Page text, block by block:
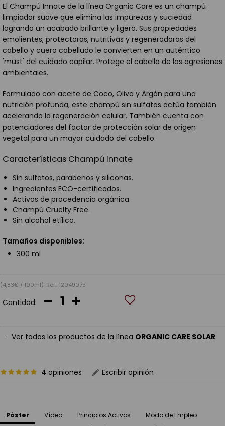
El Champú Innate de la línea Organic Care es un champú
limpiador suave que elimina las impurezas y suciedad
logrando un acabado brillante y ligero. Sus propiedades
emolientes, protectoras, nutritivas y regeneradoras del
cabello y cuero cabelludo le convierten en un auténtico
'must' del cuidado capilar. Protege el cabello de las agresiones
ambientales.
Formulado con aceite de Coco, Oliva y Argán para una
nutrición profunda, este champú sin sulfatos actúa también
acelerando la regeneración celular. También cuenta con
potenciadores del factor de protección solar de origen
vegetal para un mayor cuidado del cabello.
Características Champú Innate
Sin sulfatos, parabenos y siliconas.
Ingredientes ECO-certificados.
Activos de procedencia orgánica.
Champú Cruelty Free.
Sin alcohol etílico.
Tamaños disponibles:
300 ml
(4,83€ / 100ml) Ref.: 12049075
Cantidad:
Ver todos los productos de la línea ORGANIC CARE SOLAR
4 opiniones Escribir opinión
Póster Vídeo Principios Activos
Modo de Empleo